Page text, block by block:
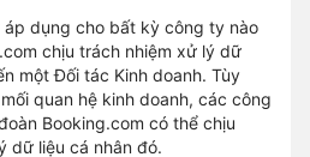
áp dụng cho bất kỳ công ty nào
chịu trách nhiệm xử lý dữ
một Đối tác Kinh doanh. Tùy
quan hệ kinh doanh, các công
Booking.com có thể chịu
dữ liệu cá nhân đó.